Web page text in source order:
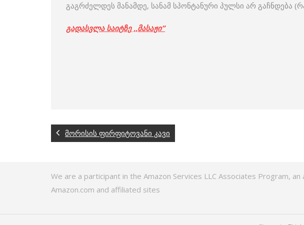
გაგრძელდეს მანამდე, სანამ სპონტანური პულსი არ გაჩნდება
გადასვლა საიტზე ,,მასაჟი”
მორისის ფირფიტოვანი კავი
We are a participant in the Amazon Services LLC Associates Program,
Amazon.com and affiliated sites